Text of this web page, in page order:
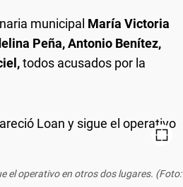
municipal María Victoria
Peña, Antonio Benítez,
todos acusados por la
el operativo en otros dos lugares. (Foto: